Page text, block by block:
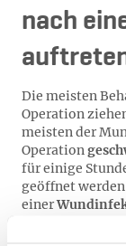
nach
Die meisten
Operation
meisten der
Operation
für einige
geöffnet
einer